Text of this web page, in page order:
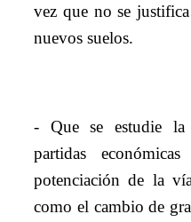
vez que no se
nuevos suelos.
- Que se estudie la
partidas
potenciación de la
como el cambio de